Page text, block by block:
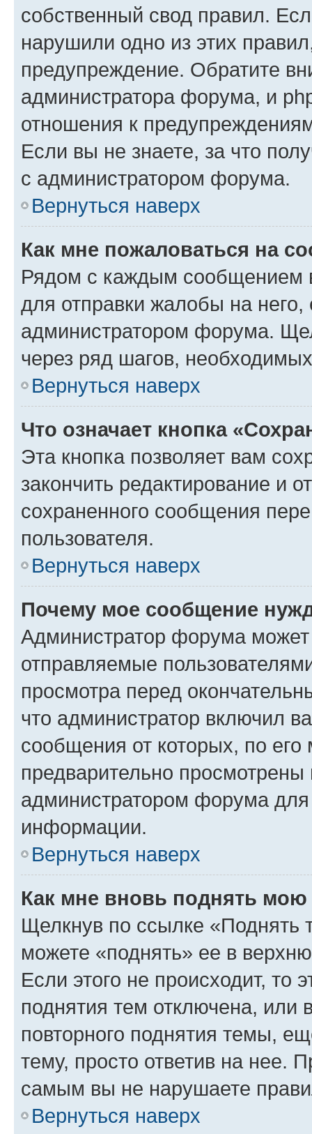
собственный свод правил.
нарушили одно из этих
предупреждение. Обратите
администратора форума, и
отношения к
Если вы не знаете, за что
с администратором форума.
Вернуться наверх
Как мне пожаловаться на
Рядом с каждым сообщением
для отправки жалобы на
администратором форума.
через ряд шагов,
Вернуться наверх
Что означает кнопка
Эта кнопка позволяет вам
закончить редактирование и
сохраненного сообщения
пользователя.
Вернуться наверх
Почему мое сообщение
Администратор форума
отправляемые
просмотра перед
что администратор включил
сообщения от которых, по
предварительно
администратором форума
информации.
Вернуться наверх
Как мне вновь поднять мою
Щелкнув по ссылке «Поднять
можете «поднять» ее в
Если этого не происходит, то
поднятия тем отключена, или
повторного поднятия темы,
тему, просто ответив на нее.
самым вы не нарушаете
Вернуться наверх